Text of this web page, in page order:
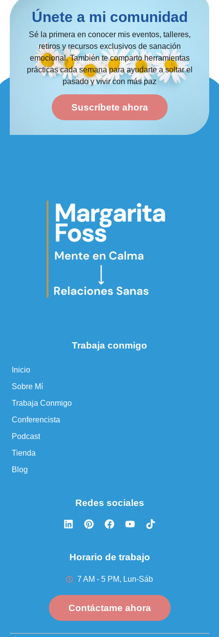
Únete a mi comunidad
Sé la primera en conocer mis eventos, talleres,
retiros y recursos exclusivos de sanación
emocional. También te comparto herramientas
prácticas cada semana para ayudarte a soltar el
pasado y vivir con más paz
Suscríbete ahora
Trabaja conmigo
Inicio
Sobre Mí
Trabaja Conmigo
Conferencista
Podcast
Tienda
Blog
Redes sociales
Horario de trabajo
7 AM - 5 PM, Lun-Sáb
Contáctame ahora